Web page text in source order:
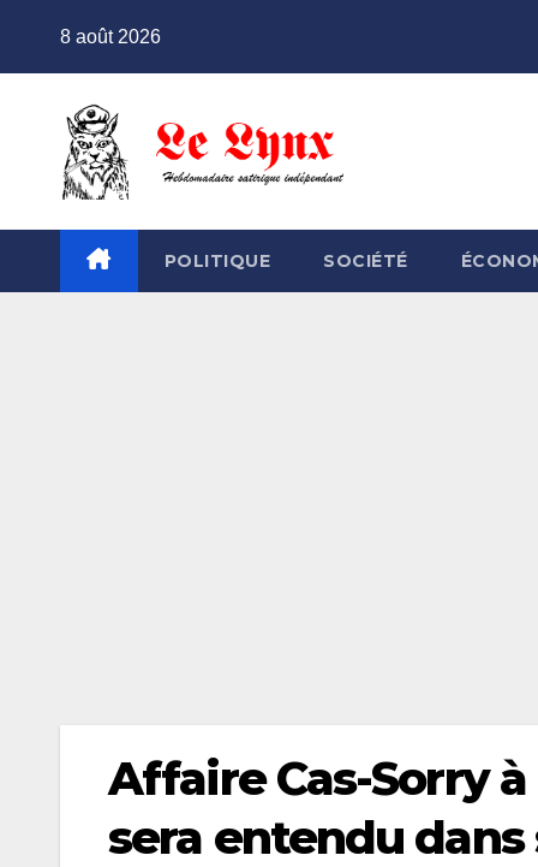
8 août 2026
POLITIQUE SOCIÉTÉ
Affaire Cas-Sorry
sera entendu